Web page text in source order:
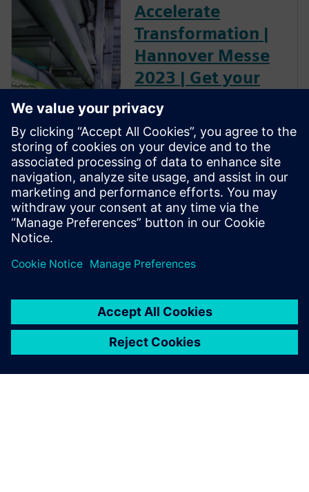
Accelerate
Transformation |
Hannover Messe
2023 | Get your
Experience our solutions and
innovations at the Hannover
Messe from April 17 to 21.
You can find us on site in hall
9, booth D53 and online on
our Digital Experience
Platform.